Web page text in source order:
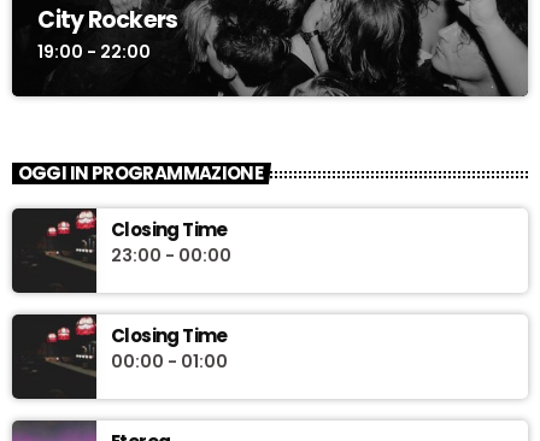
City Rockers
19:00 - 22:00
OGGI IN PROGRAMMAZIONE
Closing Time
23:00 - 00:00
Closing Time
00:00 - 01:00